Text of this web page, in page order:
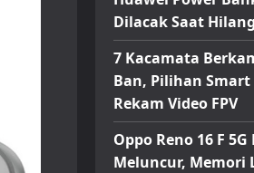
Dilacak Saat Hilang
7 Kacamata
Ban, Pilihan
Rekam Video FPV
Oppo Reno 16 F 5G
Meluncur, Memori